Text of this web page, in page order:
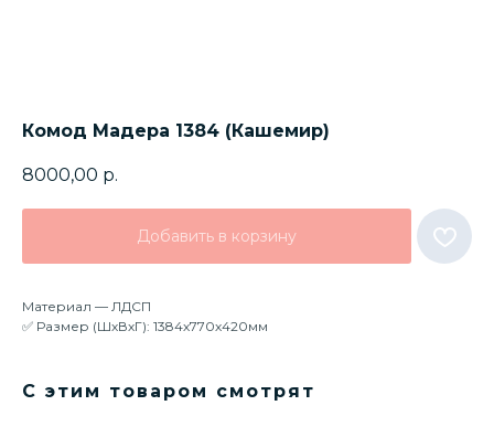
Комод Мадера 1384 (Кашемир)
8000,00 р.
Добавить в корзину
Материал — ЛДСП
✅ Размер (ШхВхГ): 1384х770х420мм
С этим товаром смотрят